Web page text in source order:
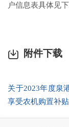
户信息表具体见
附件下载
关于2023年度泉
享受农机购置补